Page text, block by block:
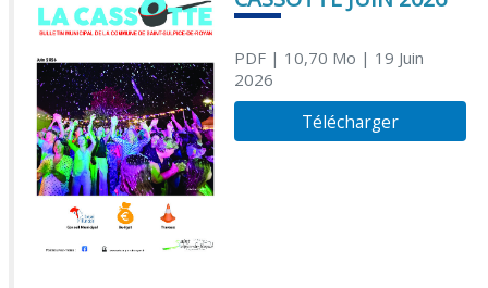
PDF| 10,70 Mo | 19 Juin
2026
Télécharger